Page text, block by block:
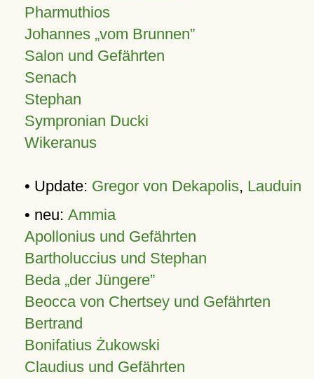
Pharmuthios
Johannes vom Brunnen
Salon und Gefährten
Senach
Stephan
Sympronian Ducki
Wikeranus
• Update: Gregor von Dekapolis, Lauduin
• neu: Ammia
Apollonius und Gefährten
Bartholuccius und Stephan
Beda „der Jüngere”
Beocca von Chertsey und Gefährten
Bertrand
Bonifatius Żukowski
Claudius und Gefährten